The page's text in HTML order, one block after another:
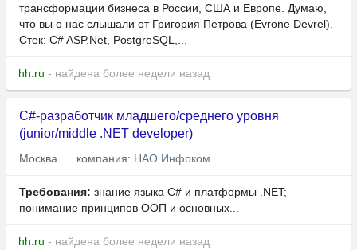
трансформации бизнеса в России, США и Европе. Думаю,
что вы о нас слышали от Григория Петрова (Evrone Devrel).
Стек: C# ASP.Net, PostgreSQL,...
hh.ru - найдена более недели назад
C#-разработчик младшего/среднего уровня
(junior/middle .NET developer)
Москва компания: НАО Инфоком
Требования: знание языка C# и платформы .NET;
понимание принципов ООП и основных...
hh.ru - найдена более недели назад